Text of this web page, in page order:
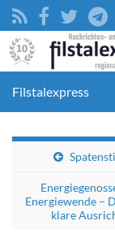
Filstalexpress
Energiewende –
klare